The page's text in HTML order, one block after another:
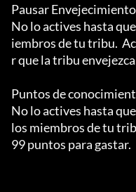
Pausar
No lo actives hasta
iembros de tu tribu.
r que la tribu
Puntos de
No lo actives hasta
los miembros de tu
99 puntos para gastar.